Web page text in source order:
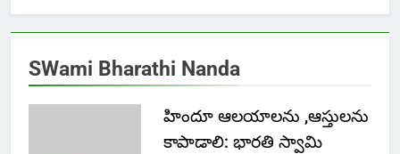
SWami Bharathi Nanda
హిందూ ఆలయాలను ,ఆస్తులను
కాపాడాలి: భారతి స్వామి